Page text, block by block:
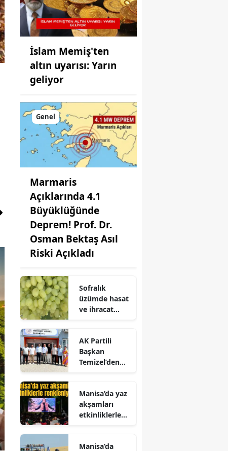
İslam Memiş'ten
altın uyarısı: Yarın
geliyor
Genel
Marmaris
Açıklarında 4.1
Büyüklüğünde
Deprem! Prof. Dr.
Osman Bektaş Asıl
Riski Açıkladı
Sofralık
üzümde hasat
ve ihracat
AK Partili
Başkan
Temizel’den
Manisa’da yaz
akşamları
etkinliklerle
Manisa’da